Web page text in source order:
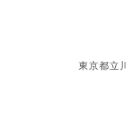
東京都立